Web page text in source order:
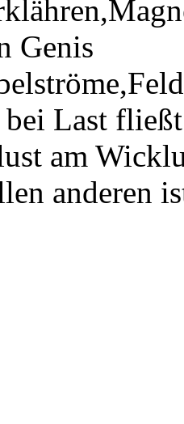
Genis
Last fließt
am
anderen